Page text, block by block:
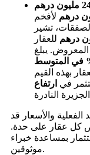
درهم
لأفخم
تشير
للعقار
يبلغ
بهذه القيم
في ارتفاع
الفعلية والأسعار قد
كل عقار على حدة.
بمساعدة خبراء
موثوقين.